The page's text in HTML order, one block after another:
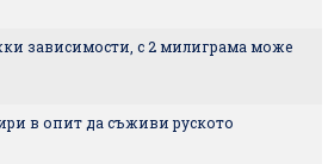
зависимости, с 2 милиграма може
в опит да съживи руското